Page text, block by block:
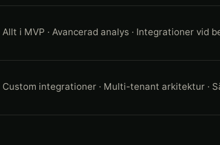
Allt i MVP · Avancerad analys · Integrationer vid
Custom integrationer · Multi-tenant arkitektur ·